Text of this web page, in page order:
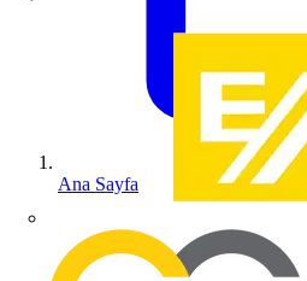
Ana Sayfa